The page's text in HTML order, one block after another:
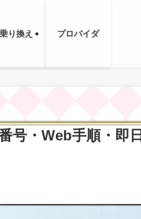
り換え プロバイダ
号・Web手順・即日